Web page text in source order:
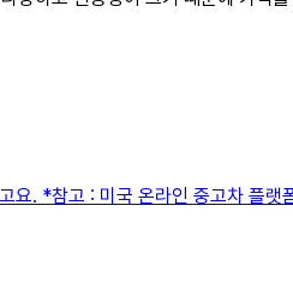
요. *참고 : 미국 온라인 중고차 플